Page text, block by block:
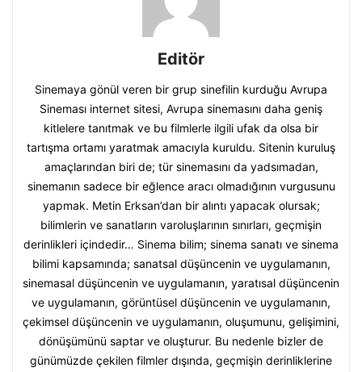
Editör
Sinemaya gönül veren bir grup sinefilin kurduğu Avrupa
Sineması internet sitesi, Avrupa sinemasını daha geniş
kitlelere tanıtmak ve bu filmlerle ilgili ufak da olsa bir
tartışma ortamı yaratmak amacıyla kuruldu. Sitenin kuruluş
amaçlarından biri de; tür sinemasını da yadsımadan,
sinemanın sadece bir eğlence aracı olmadığının vurgusunu
yapmak. Metin Erksan’dan bir alıntı yapacak olursak;
bilimlerin ve sanatların varoluşlarının sınırları, geçmişin
derinlikleri içindedir… Sinema bilim; sinema sanatı ve sinema
bilimi kapsamında; sanatsal düşüncenin ve uygulamanın,
sinemasal düşüncenin ve uygulamanın, yaratısal düşüncenin
ve uygulamanın, görüntüsel düşüncenin ve uygulamanın,
çekimsel düşüncenin ve uygulamanın, oluşumunu, gelişimini,
dönüşümünü saptar ve oluşturur. Bu nedenle bizler de
günümüzde çekilen filmler dışında, geçmişin derinliklerine